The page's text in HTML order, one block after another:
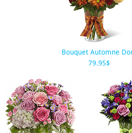
Bouquet Automne
79.95$